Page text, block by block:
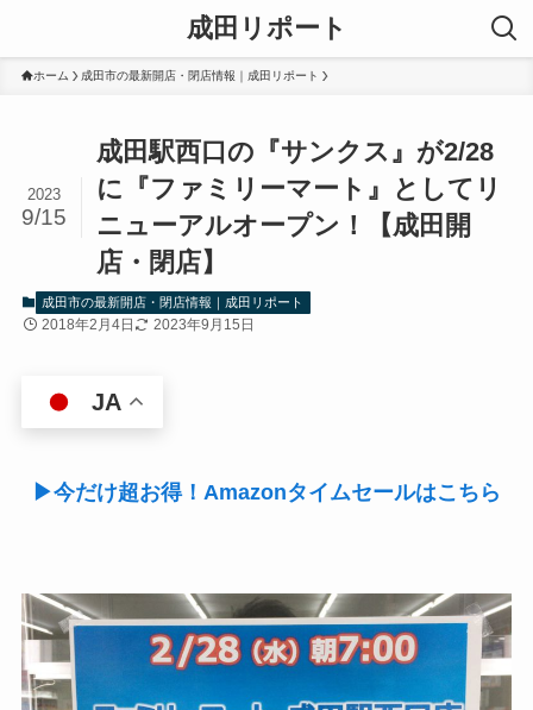
成田リポート
ホーム 成田市の最新開店・閉店情報｜成田リポート
成田駅西口の『サンクス』が2/28
に『ファミリーマート』としてリ
ニューアルオープン！【成田開
店・閉店】
2023
9/15
成田市の最新開店・閉店情報｜成田リポート
2018年2月4日 2023年9月15日
JA
▶今だけ超お得！Amazonタイムセールはこちら